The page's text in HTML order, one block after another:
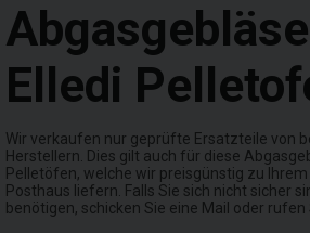
Elledi
Wir verkaufen nur geprüfte Ersatzteile von
Herstellern. Dies gilt auch für diese
Pelletöfen, welche wir preisgünstig zu
Posthaus liefern. Falls Sie sich nicht sicher
benötigen, schicken Sie eine Mail oder rufen